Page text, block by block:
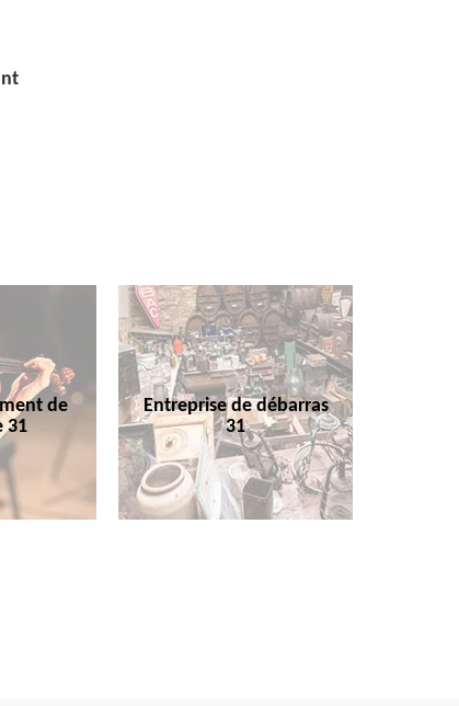
de
31
Entreprise de débarras
31